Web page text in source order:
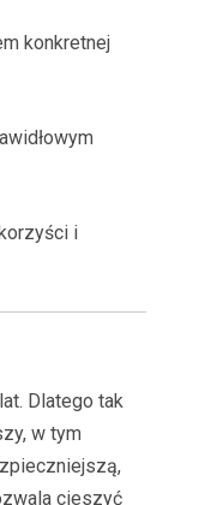
konkretnej
i
Dlatego tak
w tym
cieszyć